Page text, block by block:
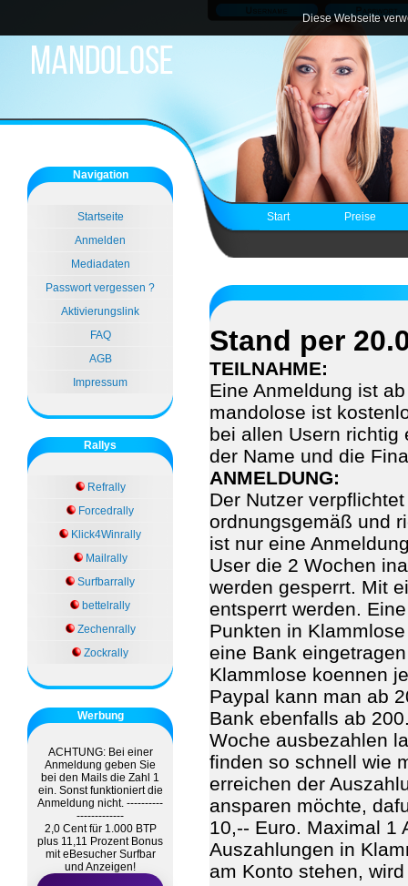
Diese Webseite
Start Preise
Navigation
Startseite
Anmelden
Mediadaten
Passwort vergessen ?
Aktivierungslink
FAQ
AGB
Impressum
Rallys
Refrally
Forcedrally
Klick4Winrally
Mailrally
Surfbarrally
bettelrally
Zechenrally
Zockrally
Werbung
ACHTUNG: Bei einer
Anmeldung geben Sie
bei den Mails die Zahl 1
ein. Sonst funktioniert die
Anmeldung nicht. ----------
-------------
2,0 Cent für 1.000 BTP
plus 11,11 Prozent Bonus
mit eBesucher Surfbar
und Anzeigen!
Stand per
TEILNAHME:
Eine Anmeldung ist
mandolose ist
bei allen Usern richtig
der Name und die
ANMELDUNG:
Der Nutzer
ordnungsgemäß und
ist nur eine
User die 2 Wochen
werden gesperrt. Mit
entsperrt werden.
Punkten in
eine Bank
Klammlose koennen
Paypal kann man ab
Bank ebenfalls ab
Woche ausbezahlen
finden so schnell wie
erreichen der
ansparen möchte,
10,-- Euro. Maximal 1
Auszahlungen in
am Konto stehen,